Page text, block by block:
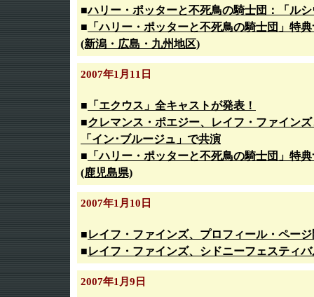
■ハリー・ポッターと不死鳥の騎士団：「ル
■ 「ハリー・ポッターと不死鳥の騎士団」特
(新潟・広島・九州地区)
2007年1月11日
■ 「エクウス」全キャストが発表！
■クレマンス・ポエジー、レイフ・ファイン
「イン･ブルージュ」で共演
■ 「ハリー・ポッターと不死鳥の騎士団」特
(鹿児島県)
2007年1月10日
■レイフ・ファインズ、プロフィール・ペー
■レイフ・ファインズ、シドニーフェスティ
2007年1月9日